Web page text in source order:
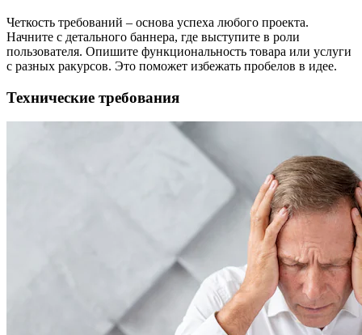
Четкость требований – основа успеха любого проекта.
Начните с детального баннера, где выступите в роли
пользователя. Опишите функциональность товара или услуги
с разных ракурсов. Это поможет избежать пробелов в идее.
Технические требования